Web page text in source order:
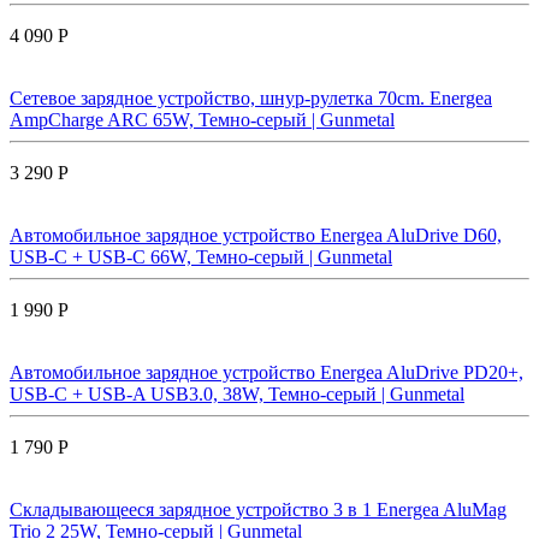
4 090 Р
Сетевое зарядное устройство, шнур-рулетка 70cm. Energea
AmpCharge ARC 65W, Темно-серый | Gunmetal
3 290 Р
Автомобильное зарядное устройство Energea AluDrive D60,
USB-C + USB-С 66W, Темно-серый | Gunmetal
1 990 Р
Автомобильное зарядное устройство Energea AluDrive PD20+,
USB-C + USB-A USB3.0, 38W, Темно-серый | Gunmetal
1 790 Р
Складывающееся зарядное устройство 3 в 1 Energea AluMag
Trio 2 25W, Темно-серый | Gunmetal